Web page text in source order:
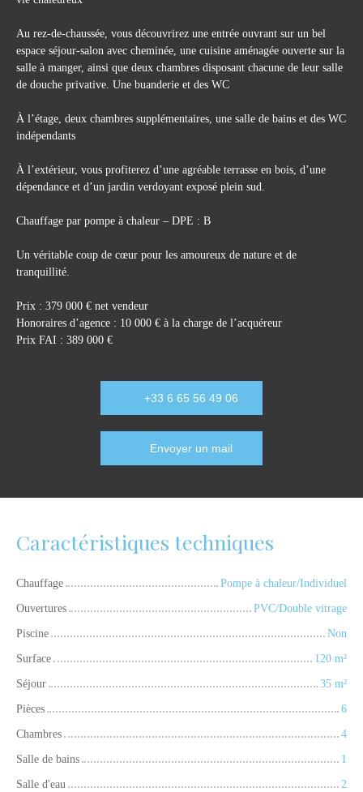
Au rez-de-chaussée, vous découvrirez une entrée ouvrant sur un bel
espace séjour-salon avec cheminée, une cuisine aménagée ouverte sur la
salle à manger, ainsi que deux chambres disposant chacune de leur salle
de douche privative. Une buanderie et des WC
À l’étage, deux chambres supplémentaires, une salle de bains et des WC
indépendants
À l’extérieur, vous profiterez d’une agréable terrasse en bois, d’une
dépendance et d’un jardin verdoyant exposé plein sud.
Chauffage par pompe à chaleur – DPE : B
Un véritable coup de cœur pour les amoureux de nature et de
tranquillité.
Prix : 379 000 € net vendeur
Honoraires d’agence : 10 000 € à la charge de l’acquéreur
Prix FAI : 389 000 €
+33 6 65 56 49 06
Envoyer un mail
Caractéristiques techniques
Chauffage
Pompe à chaleur/Individuel
Ouvertures
PVC/Double vitrage
Piscine
Non
Surface
120 m²
Séjour
35 m²
Pièces
6
Chambres
4
Salle de bains
1
Salle d'eau
2